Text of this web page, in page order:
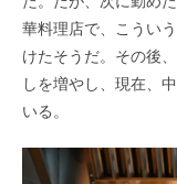
華料理店で、こうい
けたそうだ。その後
しを増やし、現在、
いる。